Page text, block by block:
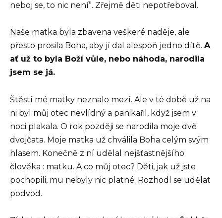
neboj se, to nic není”. Zřejmě děti nepotřeboval.
Naše matka byla zbavena veškeré naděje, ale
přesto prosila Boha, aby jí dal alespoň jedno dítě. A
ať už to byla Boží vůle, nebo náhoda, narodila
jsem se já.
Štěstí mé matky neznalo mezí. Ale v té době už na
ni byl můj otec nevlídný a panikařil, když jsem v
noci plakala. O rok později se narodila moje dvě
dvojčata. Moje matka už chválila Boha celým svým
hlasem. Konečně z ní udělal nejšťastnějšího
člověka : matku. A co můj otec? Děti, jak už jste
pochopili, mu nebyly nic platné. Rozhodl se udělat
podvod.